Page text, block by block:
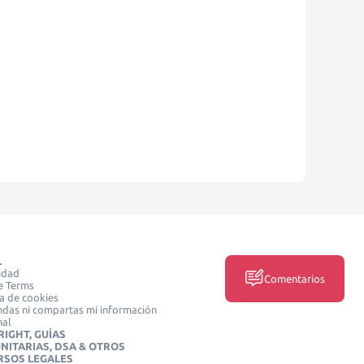
Terms
de cookies
ni compartas mi información
GUÍAS
DSA & OTROS
LEGALES
Comentarios